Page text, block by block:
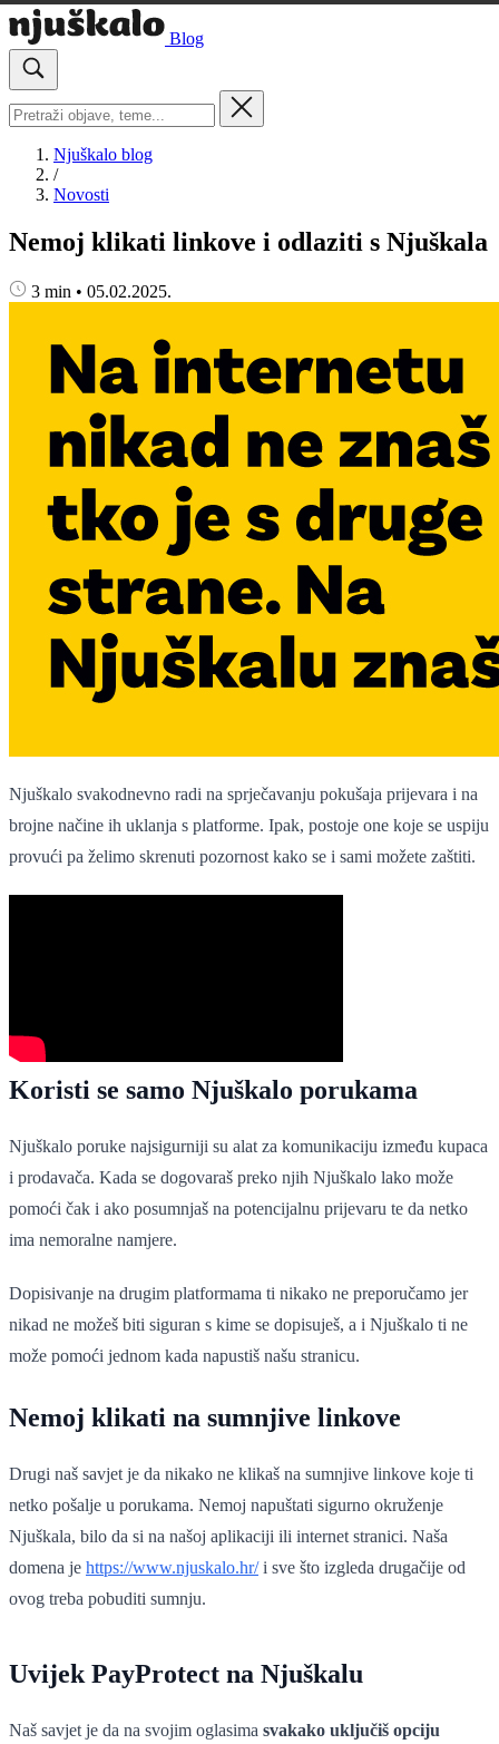
Blog
Njuškalo blog
/
Novosti
Nemoj klikati linkove i odlaziti s Njuškala
3 min • 05.02.2025.
Njuškalo svakodnevno radi na sprječavanju pokušaja prijevara i na
brojne načine ih uklanja s platforme. Ipak, postoje one koje se uspiju
provući pa želimo skrenuti pozornost kako se i sami možete zaštiti.
Koristi se samo Njuškalo porukama
Njuškalo poruke najsigurniji su alat za komunikaciju između kupaca
i prodavača. Kada se dogovaraš preko njih Njuškalo lako može
pomoći čak i ako posumnjaš na potencijalnu prijevaru te da netko
ima nemoralne namjere.
Dopisivanje na drugim platformama ti nikako ne preporučamo jer
nikad ne možeš biti siguran s kime se dopisuješ, a i Njuškalo ti ne
može pomoći jednom kada napustiš našu stranicu.
Nemoj klikati na sumnjive linkove
Drugi naš savjet je da nikako ne klikaš na sumnjive linkove koje ti
netko pošalje u porukama. Nemoj napuštati sigurno okruženje
Njuškala, bilo da si na našoj aplikaciji ili internet stranici. Naša
domena je https://www.njuskalo.hr/i sve što izgleda drugačije od
ovog treba pobuditi sumnju.
Uvijek PayProtect na Njuškalu
Naš savjet je da na svojim oglasima svakako uključiš opciju